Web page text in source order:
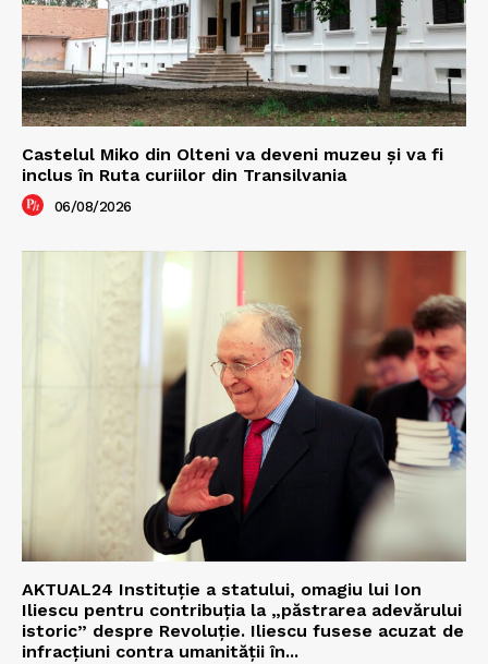
Castelul Miko din Olteni va deveni muzeu şi va fi
inclus în Ruta curiilor din Transilvania
06/08/2026
AKTUAL24 Instituție a statului, omagiu lui Ion
Iliescu pentru contribuția la „păstrarea adevărului
istoric” despre Revoluție. Iliescu fusese acuzat de
infracțiuni contra umanității în...